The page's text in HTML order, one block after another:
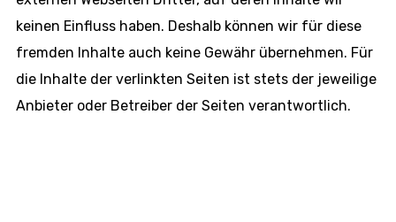
keinen Einfluss haben. Deshalb können wir für diese
fremden Inhalte auch keine Gewähr übernehmen. Für
die Inhalte der verlinkten Seiten ist stets der jeweilige
Anbieter oder Betreiber der Seiten verantwortlich.